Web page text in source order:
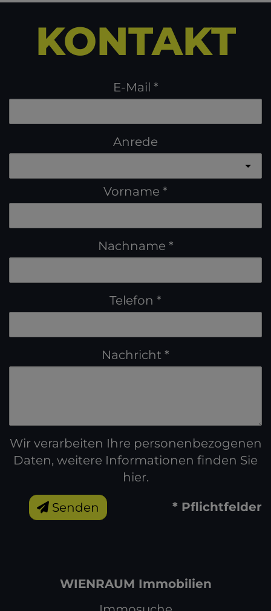
KONTAKT
E-Mail
Anrede
Vorname
Nachname
Telefon
Nachricht
Wir verarbeiten Ihre personenbezogenen
Daten, weitere Informationen finden Sie
hier.
Senden * Pflichtfelder
WIENRAUM Immobilien